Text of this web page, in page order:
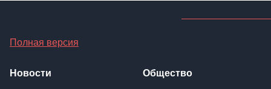
Полная версия
Новости Общество